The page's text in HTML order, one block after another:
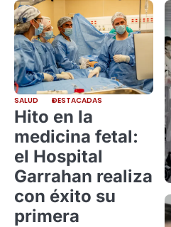
SALUD DESTACADAS
Hito en la
medicina fetal:
el Hospital
Garrahan realiza
con éxito su
primera